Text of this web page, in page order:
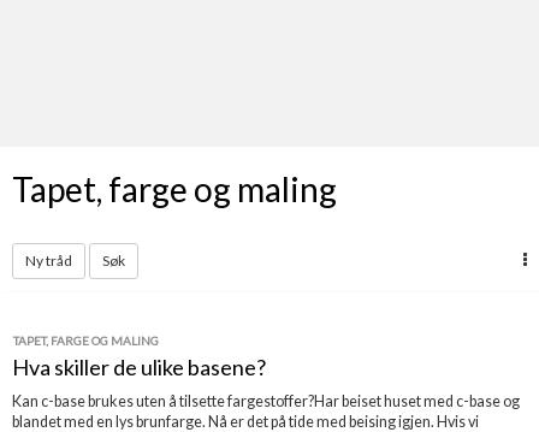
Finn håndverkere
Få svar på det du lurer på
Tapet, farge og maling
Ny tråd Søk
TAPET, FARGE OG MALING
Hva skiller de ulike basene?
Kan c-base brukes uten å tilsette fargestoffer?Har beiset huset med c-base og
blandet med en lys brunfarge. Nå er det på tide med beising igjen. Hvis vi